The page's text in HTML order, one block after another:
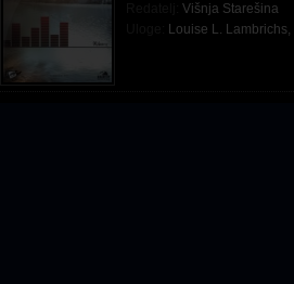
Višnja Starešina
Louise L. Lambrichs,